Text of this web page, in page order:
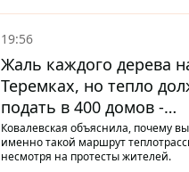
19:56
Жаль каждого дерева
Теремках, но тепло
подать в 400 домов -
депутат Киевсовета
Ковалевская объяснила, почему
именно такой маршрут
несмотря на протесты жителей.